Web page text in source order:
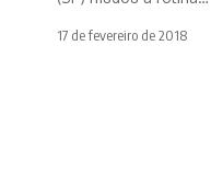
17 de fevereiro de 2018